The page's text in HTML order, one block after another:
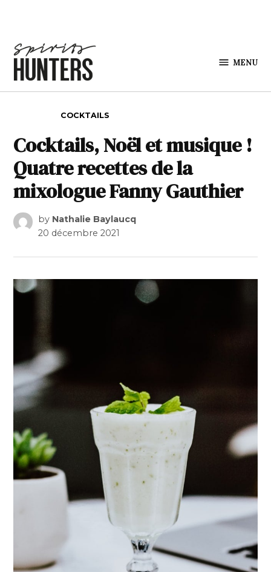
MENU
COCKTAILS
Cocktails, Noël et musique !
Quatre recettes de la
mixologue Fanny Gauthier
by Nathalie Baylaucq
20 décembre 2021